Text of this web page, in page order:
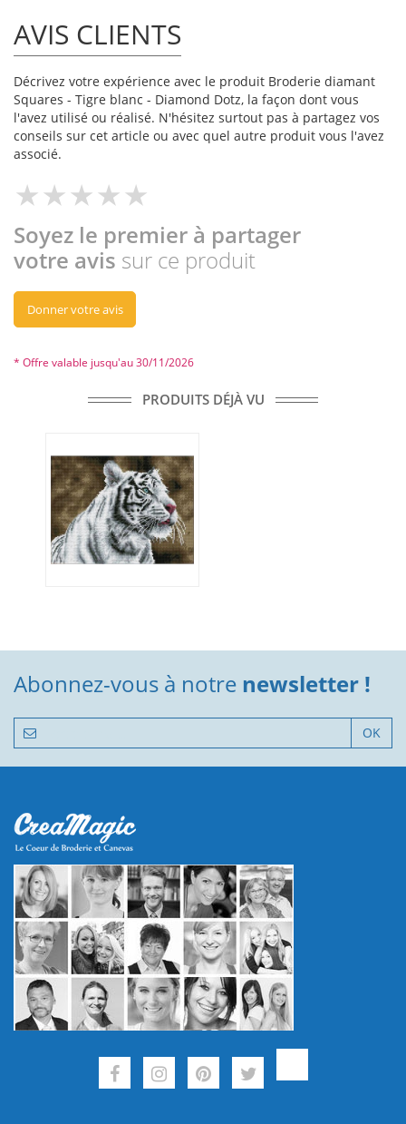
AVIS CLIENTS
Décrivez votre expérience avec le produit Broderie diamant
Squares - Tigre blanc - Diamond Dotz, la façon dont vous
l'avez utilisé ou réalisé. N'hésitez surtout pas à partagez vos
conseils sur cet article ou avec quel autre produit vous l'avez
associé.
Soyez le premier à partager
votre avis sur ce produit
Donner votre avis
* Offre valable jusqu'au 30/11/2026
PRODUITS DÉJÀ VU
Abonnez-vous à notre newsletter !
OK